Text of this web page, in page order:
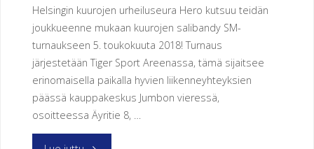
Helsingin kuurojen urheiluseura Hero kutsuu teidän
joukkueenne mukaan kuurojen salibandy SM-
turnaukseen 5. toukokuuta 2018! Turnaus
järjestetään Tiger Sport Areenassa, tämä sijaitsee
erinomaisella paikalla hyvien liikenneyhteyksien
päässä kauppakeskus Jumbon vieressä,
osoitteessa Äyritie 8, …